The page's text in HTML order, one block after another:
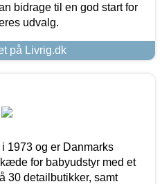
bidrage til en god start for
udvalg.
på Livrig.dk
1973 og er Danmarks
for babyudstyr med et
30 detailbutikker, samt